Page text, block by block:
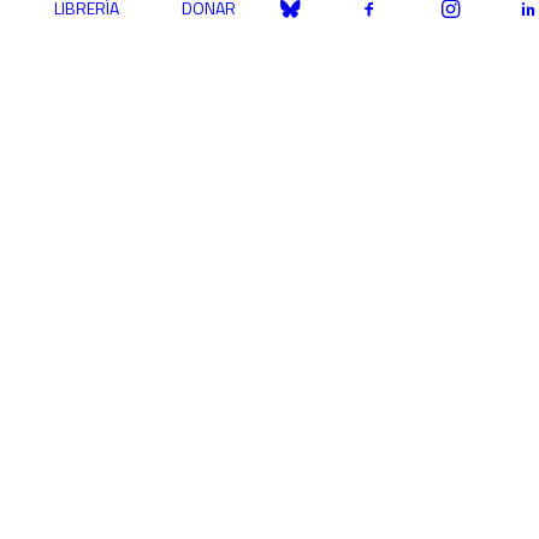
LIBRERÍA DONAR